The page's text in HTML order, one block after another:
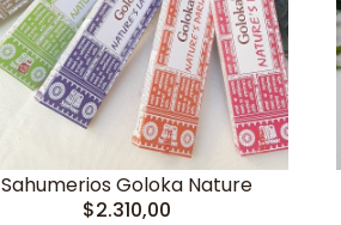
Sahumerios Goloka Nature
$2.310,00